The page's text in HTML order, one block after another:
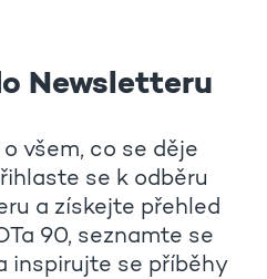
Newsletteru
všem, co se děje
se k odběru
a získejte přehled
90, seznamte se
inspirujte se příběhy